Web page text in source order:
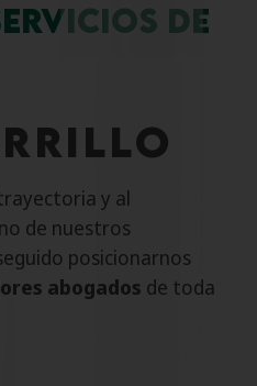
DE
y al
de nuestros
posicionarnos
abogados de toda